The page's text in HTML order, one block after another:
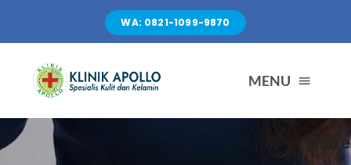
content
WA: 0821-1099-9870
MENU
Share